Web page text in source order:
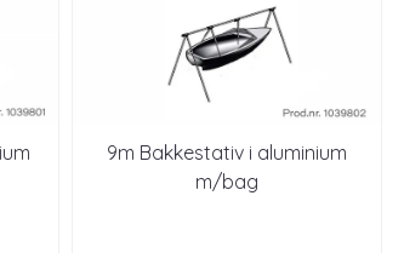
9m Bakkestativ i aluminium
m/bag